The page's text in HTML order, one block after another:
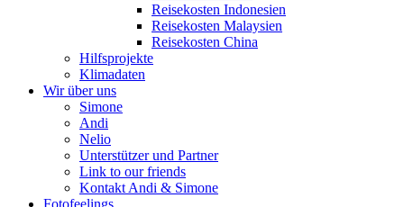
Reisekosten Indonesien
Reisekosten Malaysien
Reisekosten China
Hilfsprojekte
Klimadaten
Wir über uns
Simone
Andi
Nelio
Unterstützer und Partner
Link to our friends
Kontakt Andi & Simone